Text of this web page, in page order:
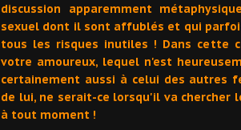
discussion apparemment
sexuel dont il sont affublés et qui
tous les risques inutiles ! Dans cette
votre amoureux, lequel n'est
certainement aussi à celui des autres
de lui, ne serait-ce lorsqu'il va chercher
à tout moment !